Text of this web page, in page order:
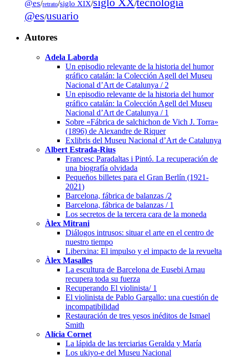
@es/retrato/siglo XIX/ /
@es/usuario
Autores
Adela Laborda
Un episodio relevante de la historia del humor
gráfico catalán: la Colección Agell del Museu
Nacional d’Art de Catalunya / 2
Un episodio relevante de la historia del humor
gráfico catalán: la Colección Agell del Museu
Nacional d’Art de Catalunya / 1
Sobre «Fábrica de salchichon de Vich J. Torra»
(1896) de Alexandre de Riquer
Exlibris del Museu Nacional d’Art de Catalunya
Albert Estrada-Rius
Francesc Paradaltas i Pintó. La recuperación de
una biografía olvidada
Pequeños billetes para el Gran Berlín (1921-
2021)
Barcelona, fábrica de balanzas /2
Barcelona, fábrica de balanzas / 1
Los secretos de la tercera cara de la moneda
Àlex Mitrani
Diálogos intrusos: situar el arte en el centro de
nuestro tiempo
Liberxina: El impulso y el impacto de la revuelta
Àlex Masalles
La escultura de Barcelona de Eusebi Arnau
recupera toda su fuerza
Recuperando El violinista/ 1
El violinista de Pablo Gargallo: una cuestión de
incompatibilidad
Restauración de tres yesos inéditos de Ismael
Smith
Alícia Cornet
La lápida de las terciarias Geralda y María
Los ukiyo-e del Museu Nacional